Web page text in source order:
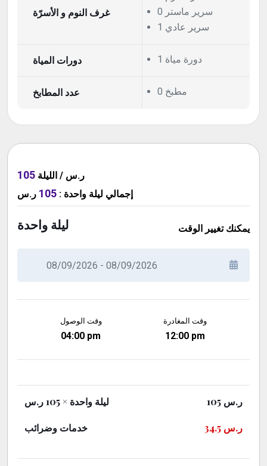
غرف النوم و الأسرّة
0 سرير ماستر
1 سرير عادي
دورات المياة 1 دورة مياة
عدد المطابخ 0 مطبخ
105 ر.س / الليلة
إجمالي ليلة واحدة :
105 ر.س
ليلة واحدة يمكنك تغيير الوقت
وقت الوصول
04:00 pm
وقت المغادرة
12:00 pm
ليلة واحدة × 105 ر.س 105 ر.س
خدمات وضرائب 34.5 ر.س